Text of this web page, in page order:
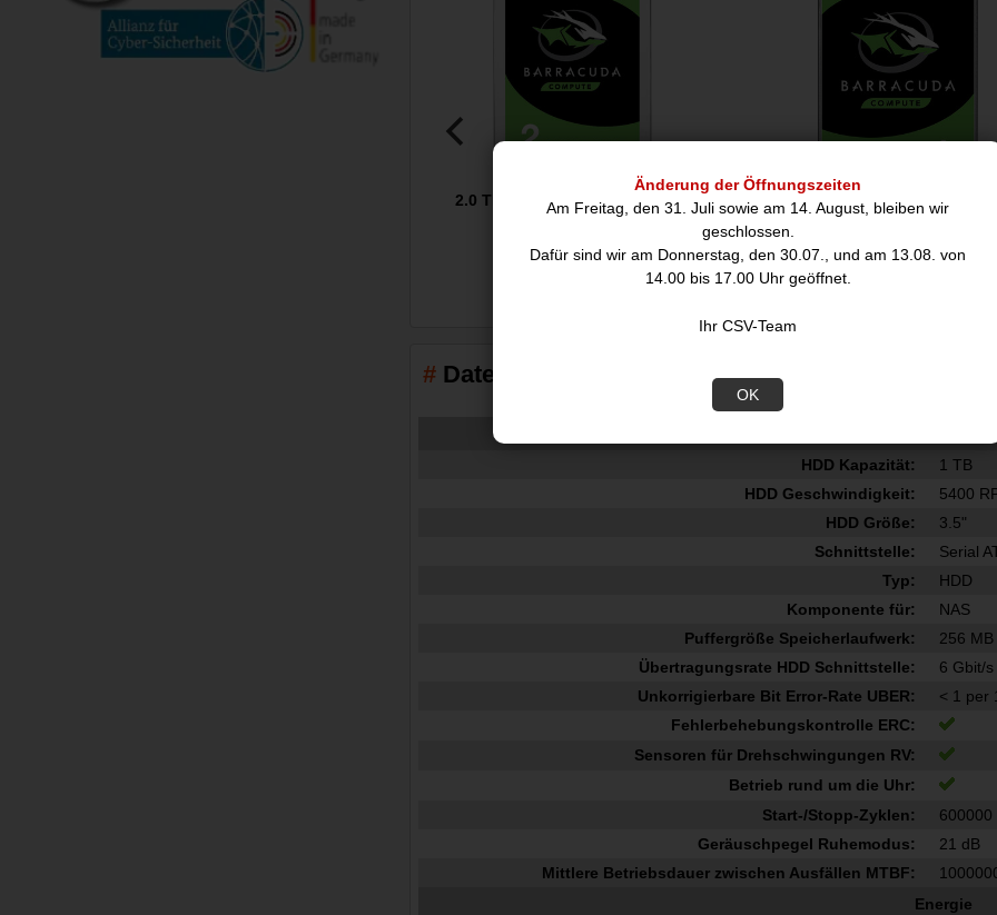
Änderung der Öffnungszeiten
Am Freitag, den 31. Juli sowie am 14. August, bleiben wir
geschlossen.
Dafür sind wir am Donnerstag, den 30.07., und am 13.08. von
14.00 bis 17.00 Uhr geöffnet.
Ihr CSV-Team
OK
2.0 TB HDD Seagate BarraCuda
4.0 TB HDD Seagate
188,85
Datenblatt
HDD Kapazität:
1 TB
HDD Geschwindigkeit:
5400
HDD Größe:
3.5"
Schnittstelle:
Serial
Typ:
HDD
Komponente für:
NAS
Puffergröße Speicherlaufwerk:
256 MB
Übertragungsrate HDD Schnittstelle:
6 Gbit/s
Unkorrigierbare Bit Error-Rate UBER:
< 1 per
Fehlerbehebungskontrolle ERC:
Sensoren für Drehschwingungen RV:
Betrieb rund um die Uhr:
Start-/Stopp-Zyklen:
600000
Geräuschpegel Ruhemodus:
21 dB
Mittlere Betriebsdauer zwischen Ausfällen MTBF:
Energie